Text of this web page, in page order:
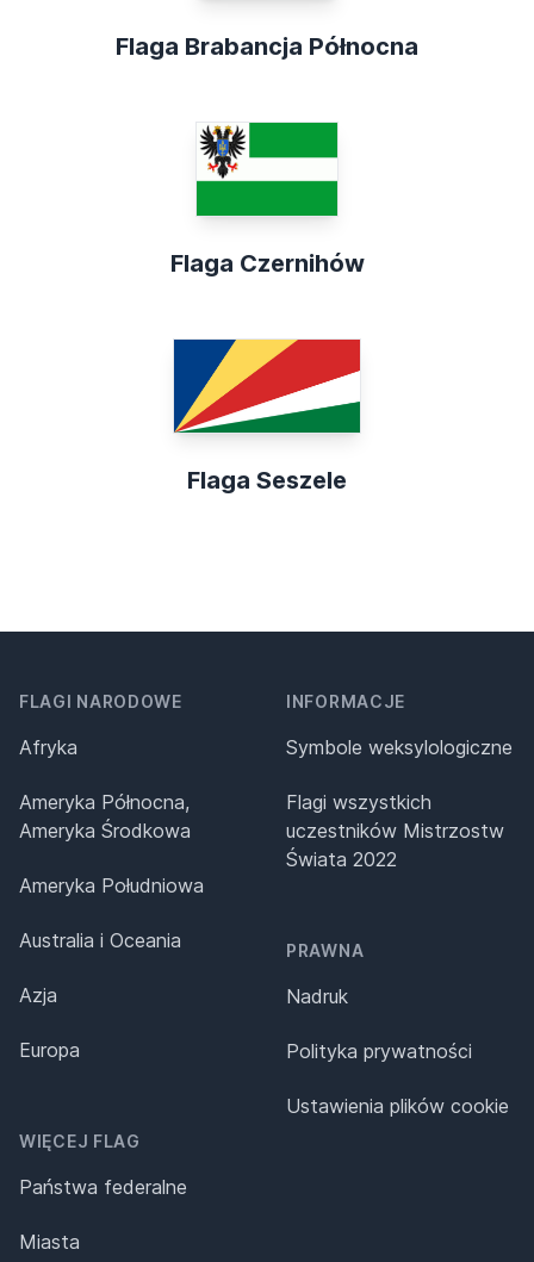
Flaga Brabancja Północna
Flaga Czernihów
Flaga Seszele
FLAGI NARODOWE
Afryka
Ameryka Północna,
Ameryka Środkowa
Ameryka Południowa
Australia i Oceania
Azja
Europa
WIĘCEJ FLAG
Państwa federalne
Miasta
INFORMACJE
Symbole weksylologiczne
Flagi wszystkich
uczestników Mistrzostw
Świata 2022
PRAWNA
Nadruk
Polityka prywatności
Ustawienia plików cookie